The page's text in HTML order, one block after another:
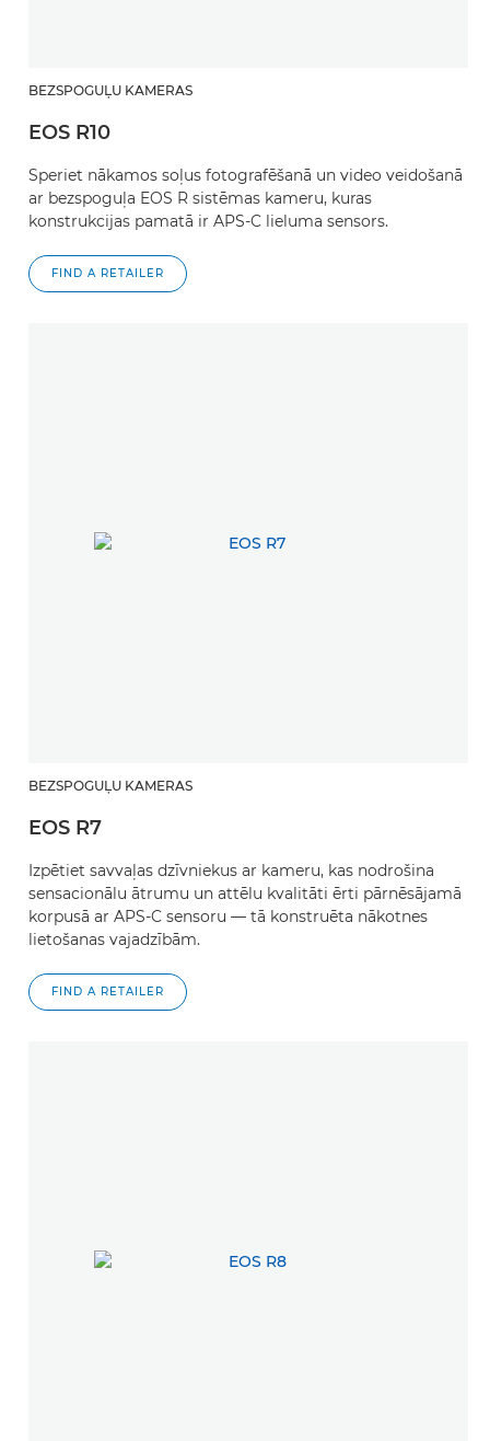
BEZSPOGUĻU KAMERAS
EOS R10
Speriet nākamos soļus fotografēšanā un video veidošanā
ar bezspoguļa EOS R sistēmas kameru, kuras
konstrukcijas pamatā ir APS-C lieluma sensors.
FIND A RETAILER
BEZSPOGUĻU KAMERAS
EOS R7
Izpētiet savvaļas dzīvniekus ar kameru, kas nodrošina
sensacionālu ātrumu un attēlu kvalitāti ērti pārnēsājamā
korpusā ar APS-C sensoru — tā konstruēta nākotnes
lietošanas vajadzībām.
FIND A RETAILER